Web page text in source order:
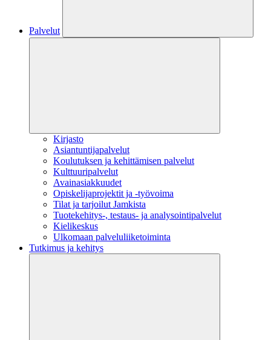
Palvelut
Kirjasto
Asiantuntijapalvelut
Koulutuksen ja kehittämisen palvelut
Kulttuuripalvelut
Avainasiakkuudet
Opiskelijaprojektit​ ja -työvoima
Tilat ja tarjoilut Jamkista
Tuotekehitys-, testaus- ja analysointipalvelut
Kielikeskus
Ulkomaan palveluliiketoiminta
Tutkimus ja kehitys